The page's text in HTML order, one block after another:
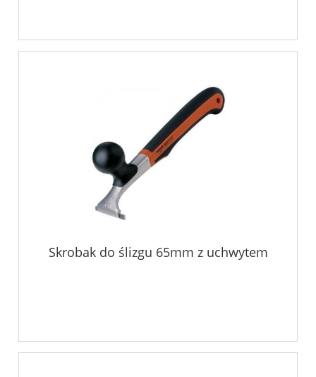
Skrobak do ślizgu 65mm z uchwytem